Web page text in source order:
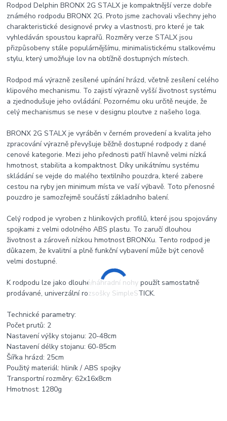
Rodpod Delphin BRONX 2G STALX je kompaktnější verze dobře
známého rodpodu BRONX 2G. Proto jsme zachovali všechny jeho
charakteristické designové prvky a vlastnosti, pro které je tak
vyhledáván spoustou kaprařů. Rozměry verze STALX jsou
přizpůsobeny stále populárnějšímu, minimalistickému stalkovému
stylu, který umožňuje lov na obtížně dostupných místech.
Rodpod má výrazně zesílené upínání hrázd, včetně zesílení celého
klipového mechanismu. To zajistí výrazně vyšší životnost systému
a zjednodušuje jeho ovládání. Pozornému oku určitě neujde, že
celý mechanismus se nese v designu ploutve z našeho loga.
BRONX 2G STALX je vyráběn v černém provedení a kvalita jeho
zpracování výrazně převyšuje běžně dostupné rodpody z dané
cenové kategorie. Mezi jeho přednosti patří hlavně velmi nízká
hmotnost, stabilita a kompaktnost. Díky unikátnímu systému
skládání se vejde do malého textilního pouzdra, které zabere
cestou na ryby jen minimum místa ve vaší výbavě. Toto přenosné
pouzdro je samozřejmě součástí základního balení.
Celý rodpod je vyroben z hliníkových profilů, které jsou spojovány
spojkami z velmi odolného ABS plastu. To zaručí dlouhou
životnost a zároveň nízkou hmotnost BRONXu. Tento rodpod je
důkazem, že kvalitní a plně funkční vybavení může být cenově
velmi dostupné.
K rodpodu lze jako dlouhé/náhradní nohy použít samostatně
prodávané, univerzální rozsošky SimpleSTICK.
Technické parametry:
Počet prutů: 2
Nastavení výšky stojanu: 20-48cm
Nastavení délky stojanu: 60-85cm
Šířka hrázd: 25cm
Použitý materiál: hliník / ABS spojky
Transportní rozměry: 62x16x8cm
Hmotnost: 1280g